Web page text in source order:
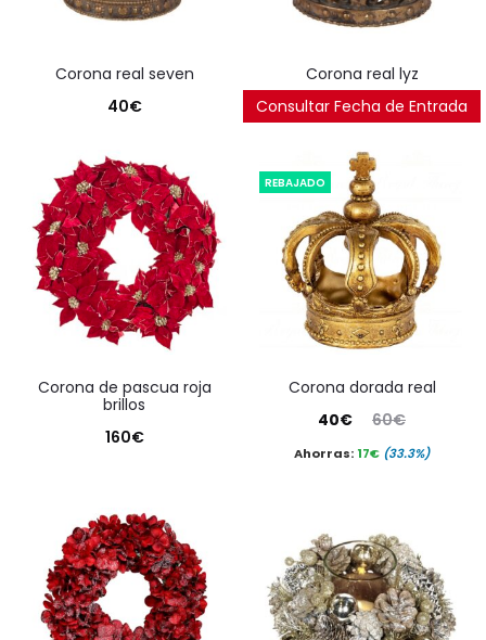
corona real seven
40€
corona real lyz
40€
Consultar Fecha de Entrada
corona de pascua roja
brillos
160€
REBAJADO
corona dorada real
60€
El
precio
60€.
40€
precio
40€.
Ahorras:17€ (33.3%)